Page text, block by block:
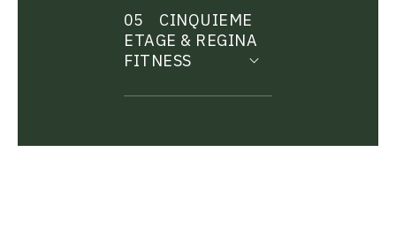
05
CINQUIEME
ETAGE & REGINA
FITNESS